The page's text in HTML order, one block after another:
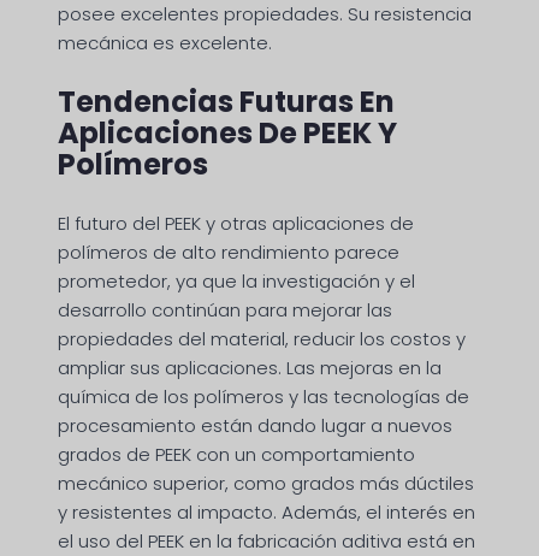
posee excelentes propiedades. Su resistencia
mecánica es excelente.
Tendencias Futuras En
Aplicaciones De PEEK Y
Polímeros
El futuro del PEEK y otras aplicaciones de
polímeros de alto rendimiento parece
prometedor, ya que la investigación y el
desarrollo continúan para mejorar las
propiedades del material, reducir los costos y
ampliar sus aplicaciones. Las mejoras en la
química de los polímeros y las tecnologías de
procesamiento están dando lugar a nuevos
grados de PEEK con un comportamiento
mecánico superior, como grados más dúctiles
y resistentes al impacto. Además, el interés en
el uso del PEEK en la fabricación aditiva está en